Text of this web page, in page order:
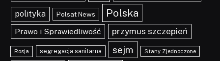
polityka Polsat News Polska
Prawo i Sprawiedliwość przymus szczepień
Rosja segregacja sanitarna sejm Stany Zjednoczone